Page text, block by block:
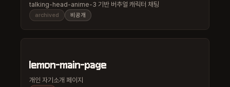
talking-head-anime-3 기반 버추얼 캐릭터 채팅
archived 비공개
lemon-main-page
개인 자기소개 페이지